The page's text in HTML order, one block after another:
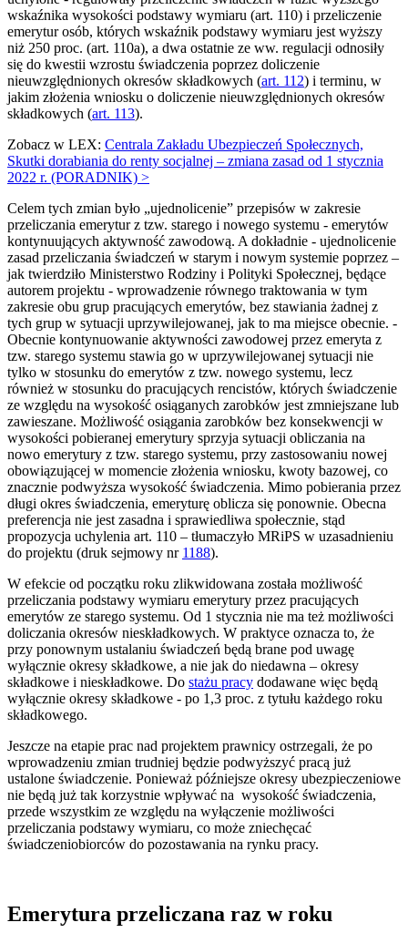
wskaźnika wysokości podstawy wymiaru (art. 110) i przeliczenie
emerytur osób, których wskaźnik podstawy wymiaru jest wyższy
niż 250 proc. (art. 110a), a dwa ostatnie ze ww. regulacji odnosiły
się do kwestii wzrostu świadczenia poprzez doliczenie
nieuwzględnionych okresów składkowych (art. 112) i terminu, w
jakim złożenia wniosku o doliczenie nieuwzględnionych okresów
składkowych (art. 113).
Zobacz w LEX: Centrala Zakładu Ubezpieczeń Społecznych,
Skutki dorabiania do renty socjalnej – zmiana zasad od 1 stycznia
2022 r. (PORADNIK) >
Celem tych zmian było „ujednolicenie” przepisów w zakresie
przeliczania emerytur z tzw. starego i nowego systemu - emerytów
kontynuujących aktywność zawodową. A dokładnie - ujednolicenie
zasad przeliczania świadczeń w starym i nowym systemie poprzez –
jak twierdziło Ministerstwo Rodziny i Polityki Społecznej, będące
autorem projektu - wprowadzenie równego traktowania w tym
zakresie obu grup pracujących emerytów, bez stawiania żadnej z
tych grup w sytuacji uprzywilejowanej, jak to ma miejsce obecnie. -
Obecnie kontynuowanie aktywności zawodowej przez emeryta z
tzw. starego systemu stawia go w uprzywilejowanej sytuacji nie
tylko w stosunku do emerytów z tzw. nowego systemu, lecz
również w stosunku do pracujących rencistów, których świadczenie
ze względu na wysokość osiąganych zarobków jest zmniejszane lub
zawieszane. Możliwość osiągania zarobków bez konsekwencji w
wysokości pobieranej emerytury sprzyja sytuacji obliczania na
nowo emerytury z tzw. starego systemu, przy zastosowaniu nowej
obowiązującej w momencie złożenia wniosku, kwoty bazowej, co
znacznie podwyższa wysokość świadczenia. Mimo pobierania przez
długi okres świadczenia, emeryturę oblicza się ponownie. Obecna
preferencja nie jest zasadna i sprawiedliwa społecznie, stąd
propozycja uchylenia art. 110 – tłumaczyło MRiPS w uzasadnieniu
do projektu (druk sejmowy nr 1188).
W efekcie od początku roku zlikwidowana została możliwość
przeliczania podstawy wymiaru emerytury przez pracujących
emerytów ze starego systemu. Od 1 stycznia nie ma też możliwości
doliczania okresów nieskładkowych. W praktyce oznacza to, że
przy ponownym ustalaniu świadczeń będą brane pod uwagę
wyłącznie okresy składkowe, a nie jak do niedawna – okresy
składkowe i nieskładkowe. Do stażu pracy dodawane więc będą
wyłącznie okresy składkowe - po 1,3 proc. z tytułu każdego roku
składkowego.
Jeszcze na etapie prac nad projektem prawnicy ostrzegali, że po
wprowadzeniu zmian trudniej będzie podwyższyć pracą już
ustalone świadczenie. Ponieważ późniejsze okresy ubezpieczeniowe
nie będą już tak korzystnie wpływać na wysokość świadczenia,
przede wszystkim ze względu na wyłączenie możliwości
przeliczania podstawy wymiaru, co może zniechęcać
świadczeniobiorców do pozostawania na rynku pracy.
Emerytura przeliczana raz w roku